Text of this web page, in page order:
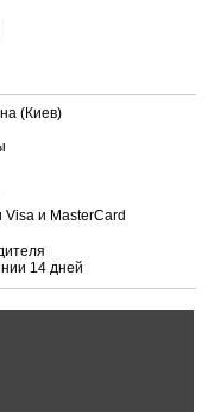
(Киев)
и MasterCard
14 дней